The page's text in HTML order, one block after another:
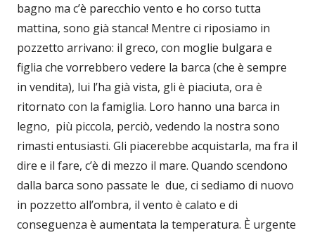
bagno ma c’è parecchio vento e ho corso tutta
mattina, sono già stanca! Mentre ci riposiamo in
pozzetto arrivano: il greco, con moglie bulgara e
figlia che vorrebbero vedere la barca (che è sempre
in vendita), lui l’ha già vista, gli è piaciuta, ora è
ritornato con la famiglia. Loro hanno una barca in
legno, più piccola, perciò, vedendo la nostra sono
rimasti entusiasti. Gli piacerebbe acquistarla, ma fra il
dire e il fare, c’è di mezzo il mare. Quando scendono
dalla barca sono passate le due, ci sediamo di nuovo
in pozzetto all’ombra, il vento è calato e di
conseguenza è aumentata la temperatura. È urgente